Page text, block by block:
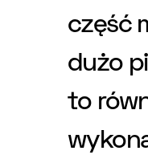
część
dużo
to